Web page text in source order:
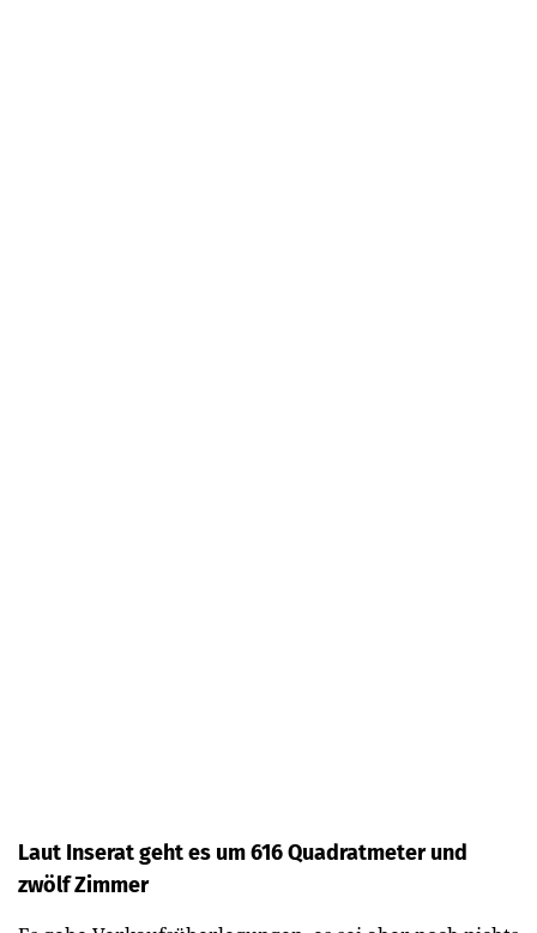
Laut Inserat geht es um 616 Quadratmeter und
zwölf Zimmer